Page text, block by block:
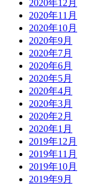
2020年12月
2020年11月
2020年10月
2020年9月
2020年7月
2020年6月
2020年5月
2020年4月
2020年3月
2020年2月
2020年1月
2019年12月
2019年11月
2019年10月
2019年9月